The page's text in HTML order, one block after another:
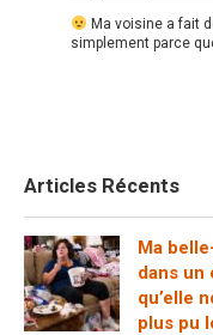
Ma voisine a fait
simplement parce
Articles Récents
Ma
dans un
qu’elle
plus pu